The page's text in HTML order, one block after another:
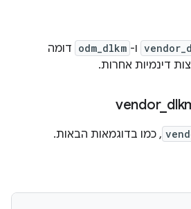
ו- odm_dlkm דומה
דינמיות אחרות.
_
, כמו בדוגמאות הבאות.